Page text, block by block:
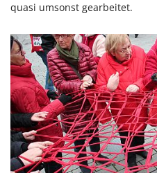
quasi umsonst gearbeitet.